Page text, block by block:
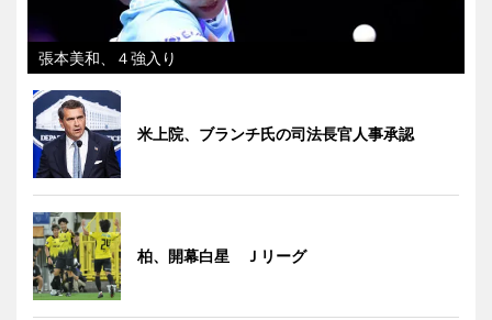
張本美和、４強入り
米上院、ブランチ氏の司法長官人事承認
柏、開幕白星 Ｊリーグ